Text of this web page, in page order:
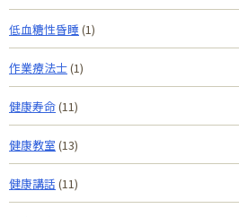
低血糖性昏睡 (1)
作業療法士(1)
健康寿命(11)
健康教室 (13)
健康講話 (11)